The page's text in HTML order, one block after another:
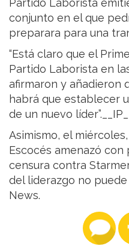
Partido Laborista
conjunto en el que
preparara para una
“Está claro que el
Partido Laborista en
afirmaron y añadieron
habrá que establecer
de un nuevo líder”.__IP__
Asimismo, el
Escocés amenazó
censura contra
del liderazgo no puede
News.